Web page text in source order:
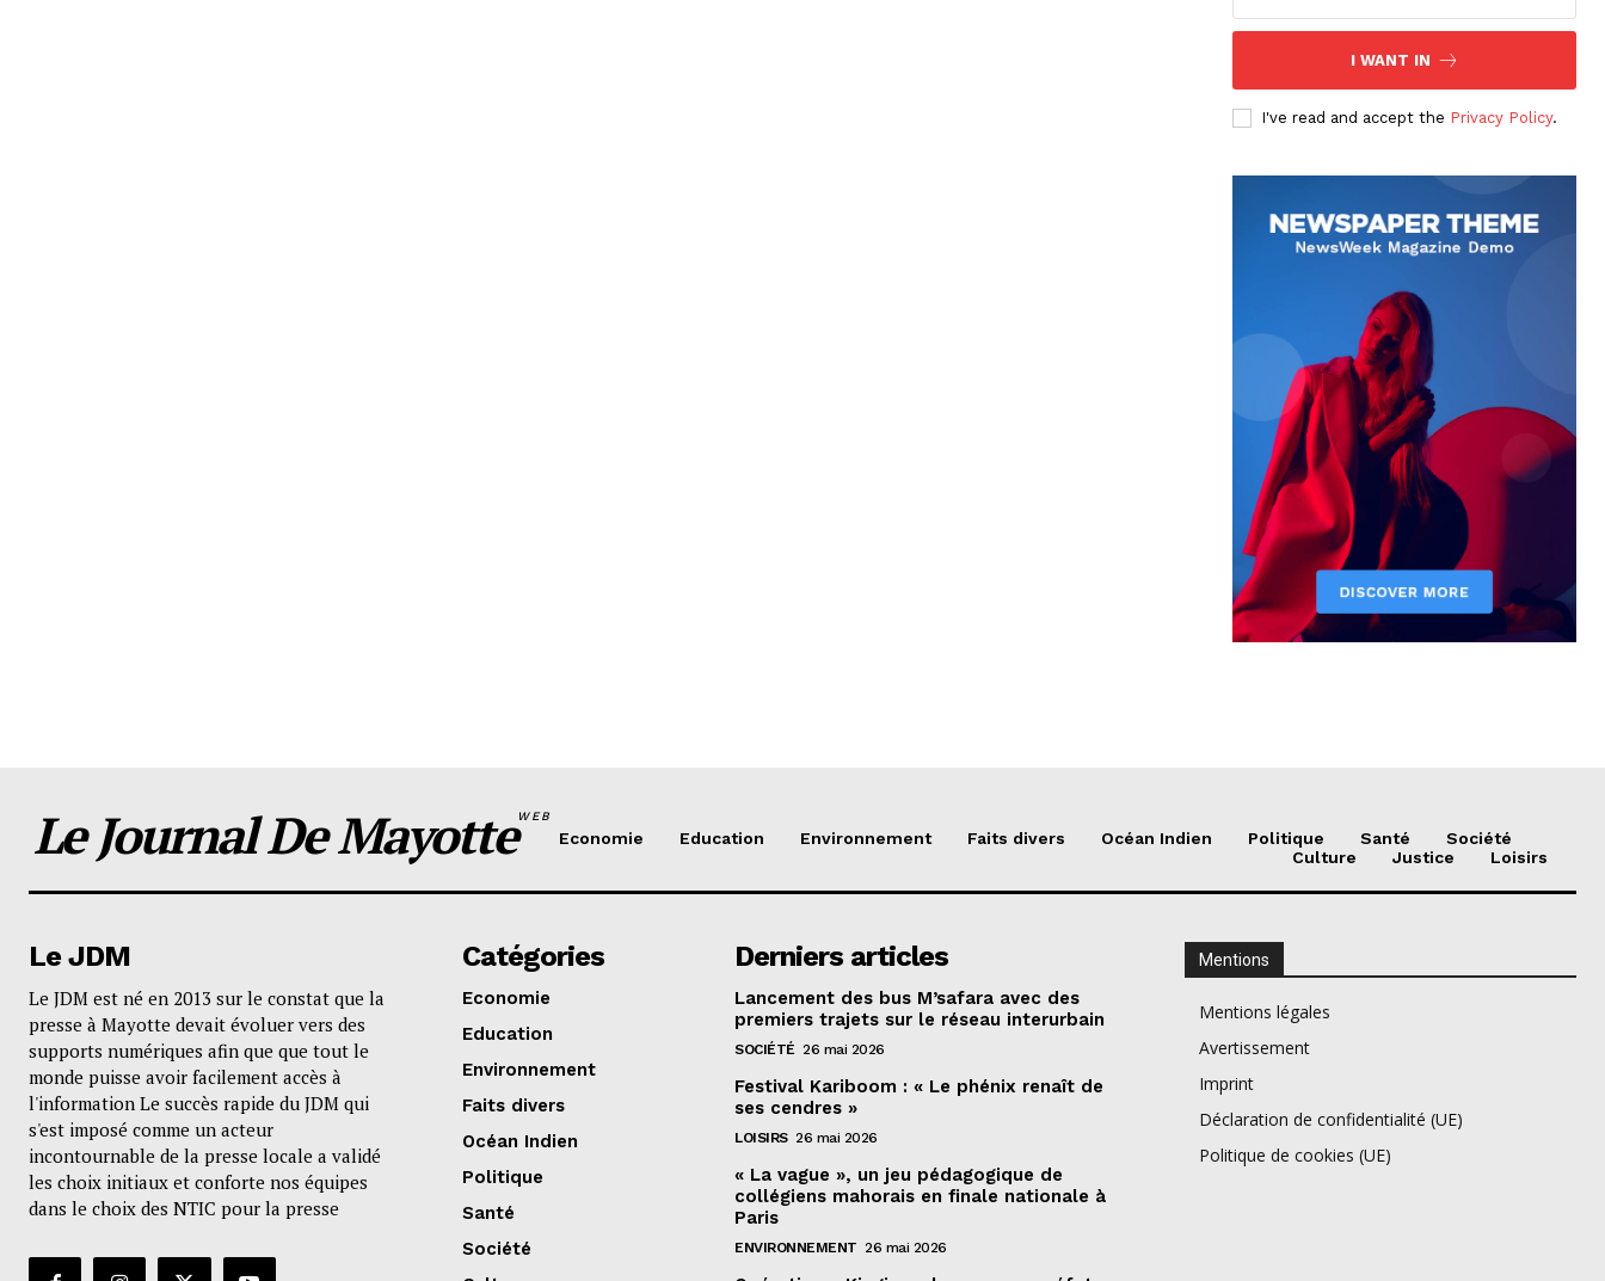
I WANT IN
I've read and accept the Privacy Policy.
Le Journal De MayotteWEB
Economie Education Environnement Faits divers Océan Indien Politique Santé
Société
Culture
Justice Loisirs
Le JDM
Le JDM est né en 2013 sur le constat que la
presse à Mayotte devait évoluer vers des
supports numériques afin que que tout le
monde puisse avoir facilement accès à
l'information Le succès rapide du JDM qui
s'est imposé comme un acteur
incontournable de la presse locale a validé
les choix initiaux et conforte nos équipes
dans le choix des NTIC pour la presse
Catégories
Economie
Education
Environnement
Faits divers
Océan Indien
Politique
Santé
Société
Derniers articles
Lancement des bus M’safara avec des
premiers trajets sur le réseau interurbain
SOCIÉTÉ 26 mai 2026
Festival Kariboom : « Le phénix renaît de
ses cendres »
LOISIRS 26 mai 2026
« La vague », un jeu pédagogique de
collégiens mahorais en finale nationale à
Paris
ENVIRONNEMENT 26 mai 2026
Mentions
Mentions légales
Avertissement
Imprint
Déclaration de confidentialité (UE)
Politique de cookies (UE)